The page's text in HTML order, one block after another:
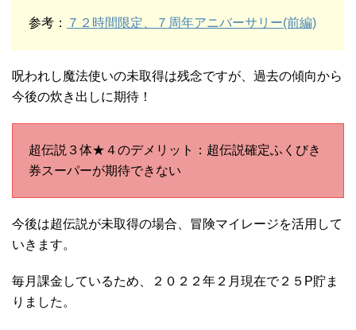
参考： ７２時間限定、７周年アニバーサリー(前編)
呪われし魔法使いの未取得は残念ですが、過去の傾向から
今後の炊き出しに期待！
超伝説３体★４のデメリット：超伝説確定ふくびき
券スーパーが期待できない
今後は超伝説が未取得の場合、冒険マイレージを活用して
いきます。
毎月課金しているため、２０２２年２月現在で２５P貯ま
りました。